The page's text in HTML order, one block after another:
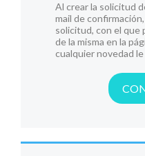
Al crear la solicitud
mail de
solicitud, con el que
de la misma en la
cualquier novedad